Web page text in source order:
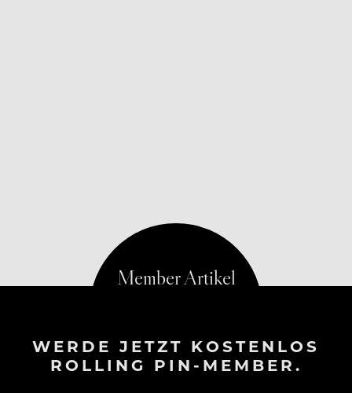
WERDE JETZT KOSTENLOS
ROLLING PIN-MEMBER.